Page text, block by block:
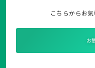
こちらからお
お